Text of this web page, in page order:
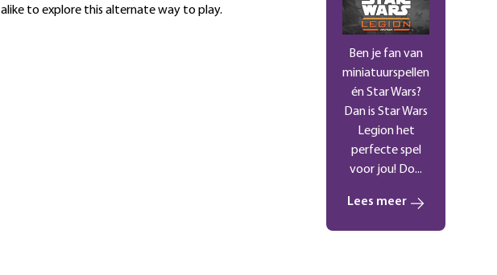
alike to explore this alternate way to play.
Ben je fan van
miniatuurspellen
én Star Wars?
Dan is Star Wars
Legion het
perfecte spel
voor jou! Do...
Lees meer